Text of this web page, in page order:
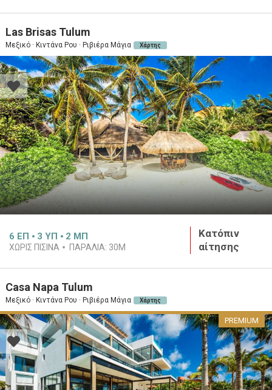
Las Brisas Tulum
Μεξικό · Κιντάνα Ρου · Ριβιέρα Μάγια Χάρτης
6 ΕΠ 3 ΥΠ 2 ΜΠ
ΧΩΡΙΣ ΠΙΣΙΝΑ ΠΑΡΑΛΙΑ: 30M
Κατόπιν
αίτησης
Casa Napa Tulum
Μεξικό · Κιντάνα Ρου · Ριβιέρα Μάγια Χάρτης
PREMIUM